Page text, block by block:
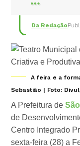
Da Redação
A feira e a
Sebastião | Foto:
A Prefeitura de
de
Centro Integrado
sexta-feira (28) a